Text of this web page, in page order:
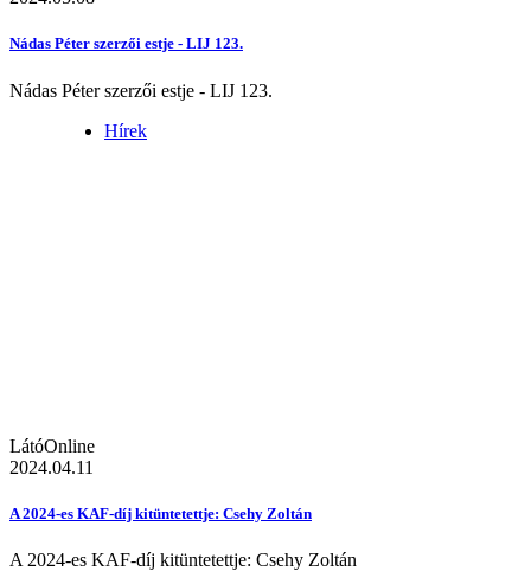
Nádas Péter szerzői estje - LIJ 123.
Nádas Péter szerzői estje - LIJ 123.
Hírek
LátóOnline
2024.04.11
A 2024-es KAF-díj kitüntetettje: Csehy Zoltán
A 2024-es KAF-díj kitüntetettje: Csehy Zoltán